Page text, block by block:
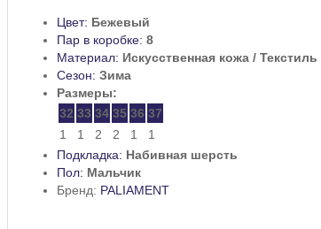
Цвет: Бежевый
Пар в коробке: 8
Материал: Искусственная кожа / Текстиль
Сезон: Зима
Размеры:
32 33 34 35 36 37
1
1 2 2 1
1
Подкладка: Набивная шерсть
Пол: Мальчик
Бренд: PALIAMENT